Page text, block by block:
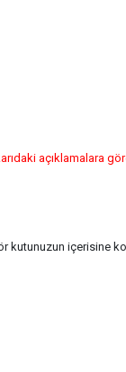
açıklamalara
kutunuzun içerisine